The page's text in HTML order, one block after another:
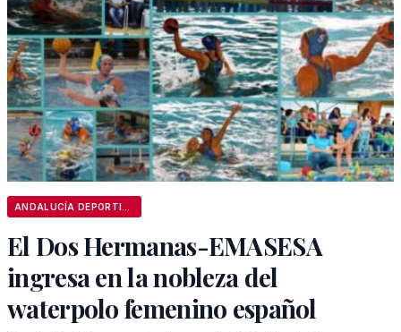
El Dos Hermanas-EMASESA
ingresa en la nobleza del
waterpolo femenino español